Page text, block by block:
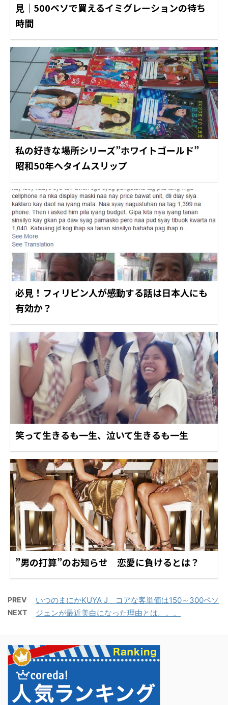
見｜500ペソで買えるイミグレーションの待ち
時間
私の好きな場所シリーズ”ホワイトゴールド”
昭和50年へタイムスリップ
必見！フィリピン人が感動する話は日本人にも
有効か？
笑って生きるも一生、泣いて生きるも一生
”男の打算”のお知らせ 恋愛に負けるとは？
PREV いつのまにかKUYA J コアな客単価は150～300ペソ
NEXT ジェンが最近美白になった理由とは。。。